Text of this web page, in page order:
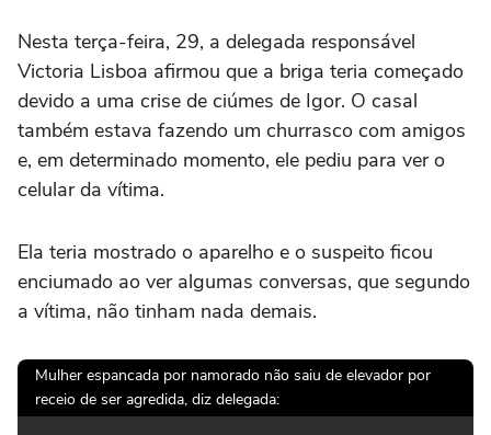
Nesta terça-feira, 29, a delegada responsável
Victoria Lisboa afirmou que a briga teria começado
devido a uma crise de ciúmes de Igor. O casal
também estava fazendo um churrasco com amigos
e, em determinado momento, ele pediu para ver o
celular da vítima.
Ela teria mostrado o aparelho e o suspeito ficou
enciumado ao ver algumas conversas, que segundo
a vítima, não tinham nada demais.
Mulher espancada por namorado não saiu de elevador por
receio de ser agredida, diz delegada: